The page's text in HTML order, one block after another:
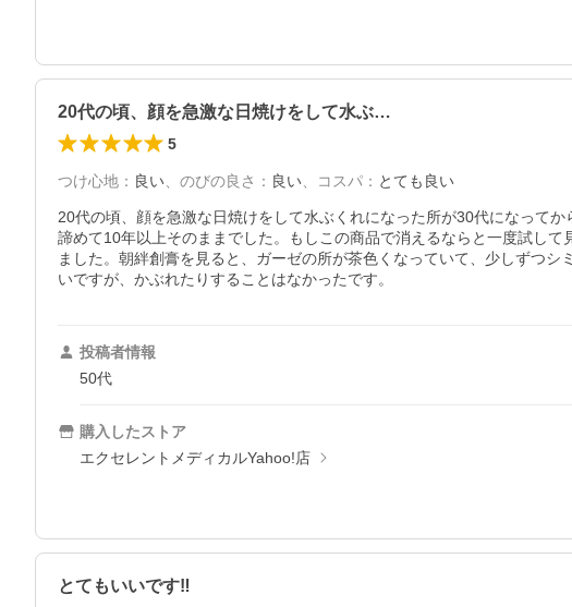
20代の頃、顔を急激な日焼けをして水ぶ…
5
つけ心地 ： 良い、 のびの良さ ： 良い、 コスパ ： とても良い
20代の頃、顔を急激な日焼けをして水ぶくれになった所が30代になって
諦めて10年以上そのままでした。もしこの商品で消えるならと一度試し
ました。朝絆創膏を見ると、ガーゼの所が茶色くなっていて、少しずつ
いですが、かぶれたりすることはなかったです。
投稿者情報
50代
購入したストア
エクセレントメディカルYahoo!店
とてもいいです‼︎